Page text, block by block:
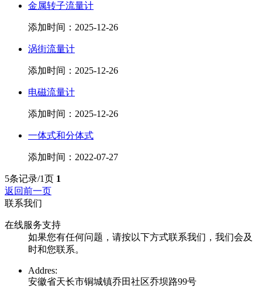
金属转子流量计
添加时间：2025-12-26
涡街流量计
添加时间：2025-12-26
电磁流量计
添加时间：2025-12-26
一体式和分体式
添加时间：2022-07-27
5条记录/1页 1
返回前一页
联系我们
在线服务支持
如果您有任何问题，请按以下方式联系我们，我们会及
时和您联系。
Addres:
安徽省天长市铜城镇乔田社区乔坝路99号